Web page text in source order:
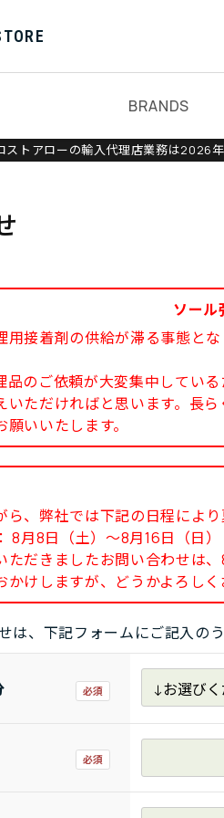
BRANDS
ストアローの輸入代理店業務は2026
ソール
用接着剤の供給が滞る事態と
品のご依頼が大変集中してい
いただければと思います。長
いいたします。
ら、弊社では下記の日程により
8月8日（土）～8月16日（日）
だきましたお問い合わせは
けしますが、どうかよろしく
は、下記フォームにご記入の